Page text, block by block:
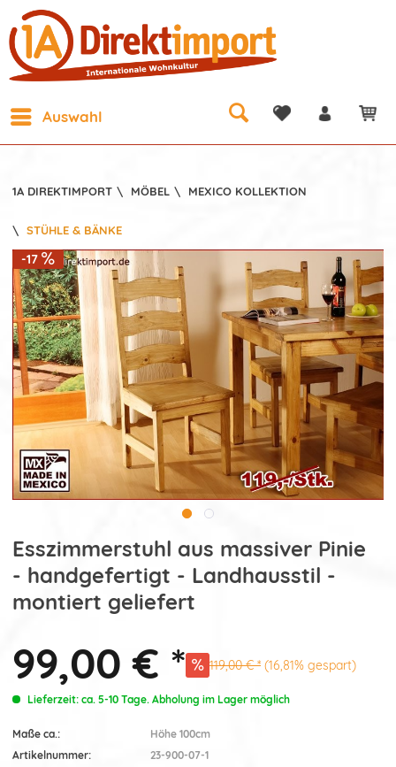
Auswahl
1A DIREKTIMPORT \ MÖBEL \ MEXICO KOLLEKTION
\ STÜHLE & BÄNKE
-17
Esszimmerstuhl aus massiver Pinie
- handgefertigt - Landhausstil -
montiert geliefert
99,00 € * 119,00 € * (16,81% gespart)
Lieferzeit: ca. 5-10 Tage. Abholung im Lager möglich
Maße ca.:
Höhe 100cm
Artikelnummer:
23-900-07-1